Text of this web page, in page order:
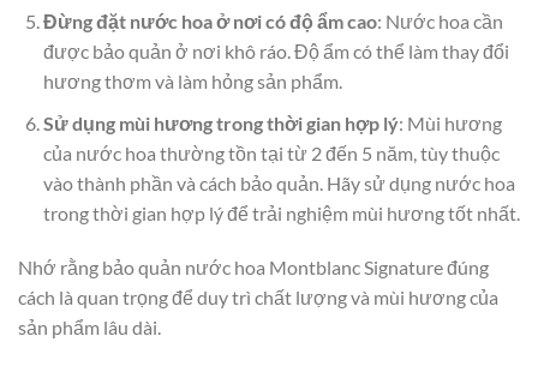
Đừng đặt nước hoa ở nơi có độ ẩm cao: Nước hoa cần
được bảo quản ở nơi khô ráo. Độ ẩm có thể làm thay đổi
hương thơm và làm hỏng sản phẩm.
Sử dụng mùi hương trong thời gian hợp lý: Mùi hương
của nước hoa thường tồn tại từ 2 đến 5 năm, tùy thuộc
vào thành phần và cách bảo quản. Hãy sử dụng nước hoa
trong thời gian hợp lý để trải nghiệm mùi hương tốt nhất.
Nhớ rằng bảo quản nước hoa Montblanc Signature đúng
cách là quan trọng để duy trì chất lượng và mùi hương của
sản phẩm lâu dài.